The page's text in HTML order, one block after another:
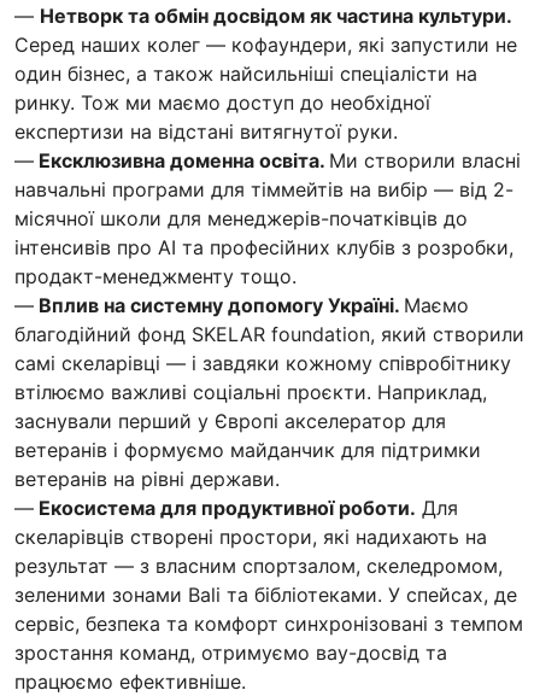
— Нетворк та обмін досвідом як частина культури.
Серед наших колег — кофаундери, які запустили не
один бізнес, а також найсильніші спеціалісти на
ринку. Тож ми маємо доступ до необхідної
експертизи на відстані витягнутої руки.
— Ексклюзивна доменна освіта. Ми створили власні
навчальні програми для тіммейтів на вибір — від 2-
місячної школи для менеджерів-початківців до
інтенсивів про AI та професійних клубів з розробки,
продакт-менеджменту тощо.
— Вплив на системну допомогу Україні. Маємо
благодійний фонд SKELAR foundation, який створили
самі скеларівці — і завдяки кожному співробітнику
втілюємо важливі соціальні проєкти. Наприклад,
заснували перший у Європі акселератор для
ветеранів і формуємо майданчик для підтримки
ветеранів на рівні держави.
— Екосистема для продуктивної роботи. Для
скеларівців створені простори, які надихають на
результат — з власним спортзалом, скеледромом,
зеленими зонами Bali та бібліотеками. У спейсах, де
сервіс, безпека та комфорт синхронізовані з темпом
зростання команд, отримуємо вау-досвід та
працюємо ефективніше.